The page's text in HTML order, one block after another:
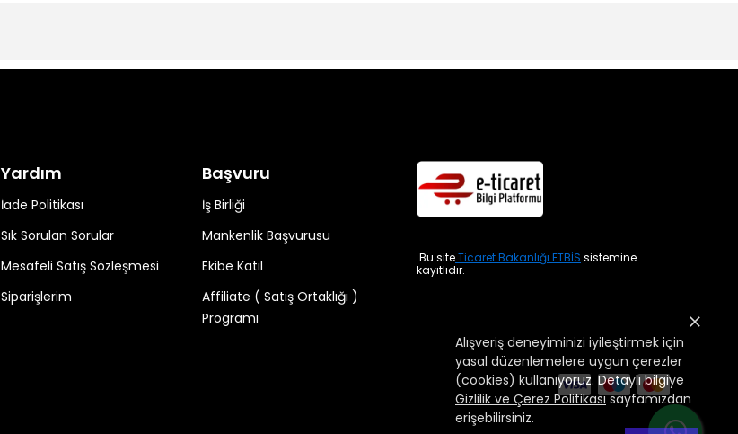
Alışveriş deneyiminizi iyileştirmek için
yasal düzenlemelere uygun çerezler
(cookies) kullanıyoruz. Detaylı bilgiye
Gizlilik ve Çerez Politikasısayfamızdan
erişebilirsiniz.
Yardım
İade Politikası
Sık Sorulan Sorular
Mesafeli Satış Sözleşmesi
Siparişlerim
Başvuru
İş Birliği
Mankenlik Başvurusu
Ekibe Katıl
Affiliate ( Satış Ortaklığı )
Programı
Bu siteTicaret Bakanlığı ETBİS sistemine
kayıtlıdır.